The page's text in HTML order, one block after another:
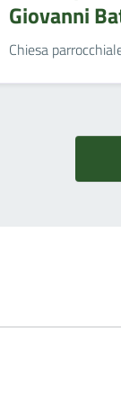
Giovanni
Chiesa